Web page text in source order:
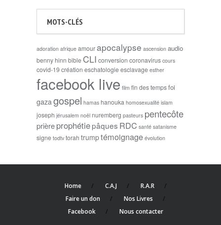
MOTS-CLÉS
adoration afrique amourapocalypse ascension audio
benny hinn bible CLI conversion coronavirus cours
covid-19création eschatologieesclavage esther
facebook live film fin des tempsfoi
gaza gospel hamas hanouka homosexualité islam
joseph jérusalem noël nuremberg pasteurs pentecôte
prièreprophétiepâques RDC santé satanisme
signe todtv torah trumptémoignage évolution
Home C.A.J
R.A.R
Faire un don
Nos Livres
Facebook
Nous contacter